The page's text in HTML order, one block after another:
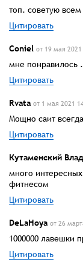
топ. советую
Цитировать
Coniel от 19 мая
мне понравилось
Цитировать
Rvatа от 1 мая 2021
Мощно саит
Цитировать
Кутаменский
много
фитнесом
Цитировать
DeLaHoya от 26
1000000 лавешки
Цитировать